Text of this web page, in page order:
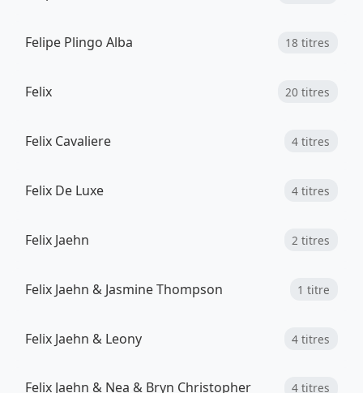
Felipe Plingo Alba 18 titres
Felix 20 titres
Felix Cavaliere 4 titres
Felix De Luxe 4 titres
Felix Jaehn 2 titres
Felix Jaehn & Jasmine Thompson 1 titre
Felix Jaehn & Leony 4 titres
Felix Jaehn & Nea & Bryn Christopher 4 titres